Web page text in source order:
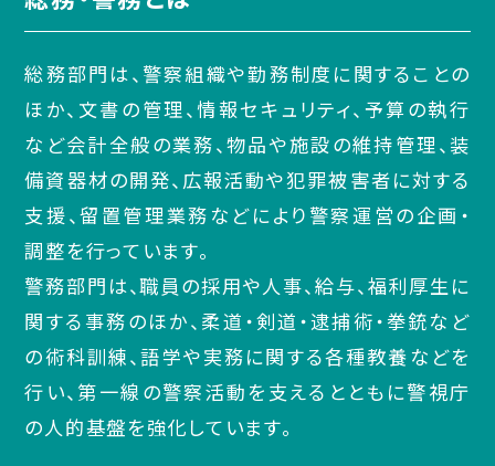
総務部門は、警察組織や勤務制度に関することの
ほか、文書の管理、情報セキュリティ、予算の執行
など会計全般の業務、物品や施設の維持管理、装
備資器材の開発、広報活動や犯罪被害者に対する
支援、留置管理業務などにより警察運営の企画・
調整を行っています。
警務部門は、職員の採用や人事、給与、福利厚生に
関する事務のほか、柔道・剣道・逮捕術・拳銃など
の術科訓練、語学や実務に関する各種教養などを
行い、第一線の警察活動を支えるとともに警視庁
の人的基盤を強化しています。